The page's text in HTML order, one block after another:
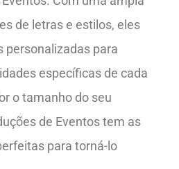
de letras e estilos, eles
personalizadas para
específicas de cada
o tamanho do seu
de Eventos tem as
para torná-lo